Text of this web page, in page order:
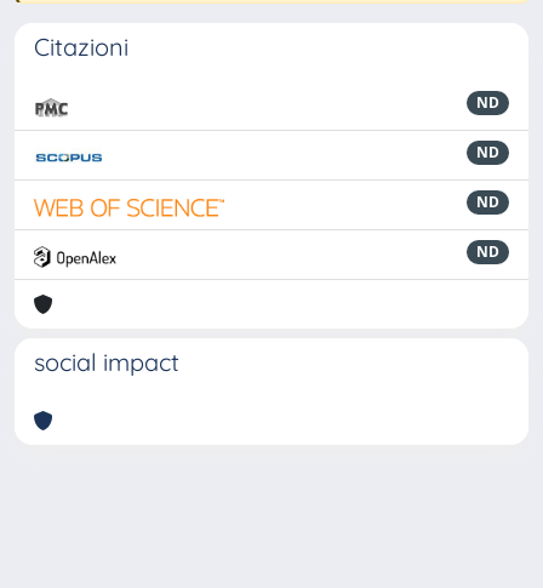
Citazioni
ND
ND
ND
ND
social impact